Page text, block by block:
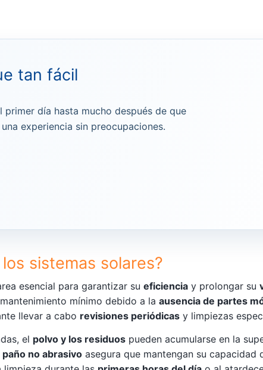
tan fácil
día hasta mucho después de que
experiencia sin preocupaciones.
sistemas solares?
esencial para garantizar su eficiencia y prolongar su
mínimo debido a la ausencia de partes
llevar a cabo revisiones periódicas y limpiezas
el polvo y los residuos pueden acumularse en la
paño no abrasivo asegura que mantengan su capacidad